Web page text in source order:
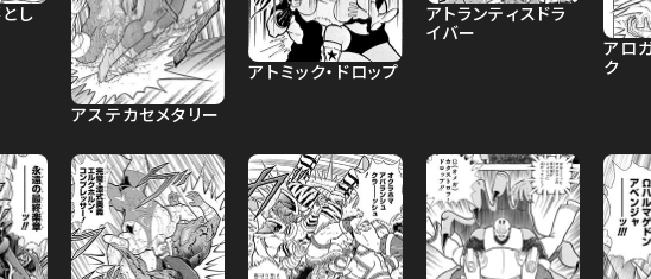
し
アステカセメタリー
アトミック・ドロップ
アトランティスドラ
イバー
アロ
ク